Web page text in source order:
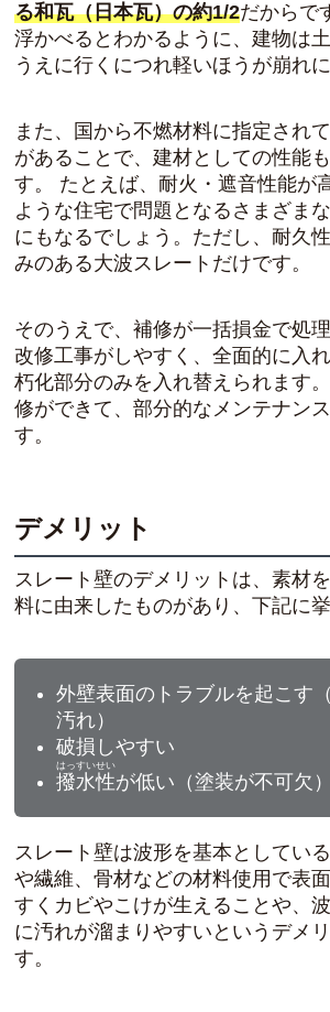
る和瓦（日本瓦）の約1/2だからで
浮かべるとわかるように、建物は
うえに行くにつれ軽いほうが崩れに
また、国から不燃材料に指定され
があることで、建材としての性能
す。 たとえば、耐火・遮音性能が
ような住宅で問題となるさまざま
にもなるでしょう。ただし、 耐久
みのある大波スレートだけです。
そのうえで、補修が一括損金で処
改修工事がしやすく、全面的に入
朽化部分のみを入れ替えられます
修ができて、部分的なメンテナン
す。
デメリット
スレート壁のデメリットは、素材
料に由来したものがあり、下記に
外壁表面のトラブルを起こす
汚れ）
破損しやすい
撥水性
はっすいせい
が低い（塗装が不可欠）
スレート壁は波形を基本としてい
や繊維、骨材などの材料使用で表
すくカビやこけが生える ことや、
に汚れが溜まりやすい というデメ
す。